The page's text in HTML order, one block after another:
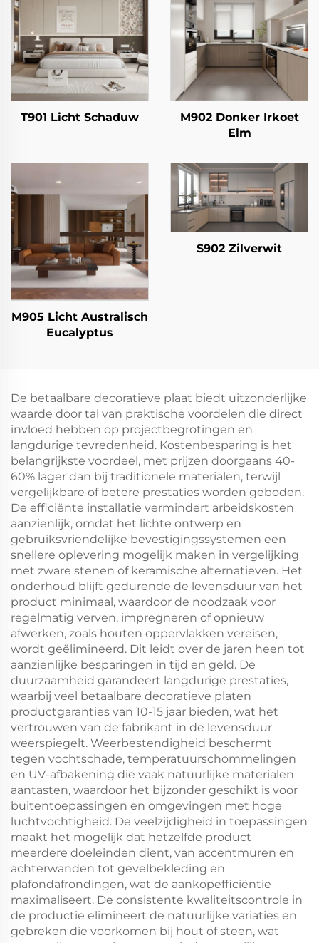
T901 Licht Schaduw
M902 Donker Irkoet
Elm
M905 Licht Australisch
Eucalyptus
S902 Zilverwit
De betaalbare decoratieve plaat biedt uitzonderlijke
waarde door tal van praktische voordelen die direct
invloed hebben op projectbegrotingen en
langdurige tevredenheid. Kostenbesparing is het
belangrijkste voordeel, met prijzen doorgaans 40-
60% lager dan bij traditionele materialen, terwijl
vergelijkbare of betere prestaties worden geboden.
De efficiënte installatie vermindert arbeidskosten
aanzienlijk, omdat het lichte ontwerp en
gebruiksvriendelijke bevestigingssystemen een
snellere oplevering mogelijk maken in vergelijking
met zware stenen of keramische alternatieven. Het
onderhoud blijft gedurende de levensduur van het
product minimaal, waardoor de noodzaak voor
regelmatig verven, impregneren of opnieuw
afwerken, zoals houten oppervlakken vereisen,
wordt geëlimineerd. Dit leidt over de jaren heen tot
aanzienlijke besparingen in tijd en geld. De
duurzaamheid garandeert langdurige prestaties,
waarbij veel betaalbare decoratieve platen
productgaranties van 10-15 jaar bieden, wat het
vertrouwen van de fabrikant in de levensduur
weerspiegelt. Weerbestendigheid beschermt
tegen vochtschade, temperatuurschommelingen
en UV-afbakening die vaak natuurlijke materialen
aantasten, waardoor het bijzonder geschikt is voor
buitentoepassingen en omgevingen met hoge
luchtvochtigheid. De veelzijdigheid in toepassingen
maakt het mogelijk dat hetzelfde product
meerdere doeleinden dient, van accentmuren en
achterwanden tot gevelbekleding en
plafondafrondingen, wat de aankopefficiëntie
maximaliseert. De consistente kwaliteitscontrole in
de productie elimineert de natuurlijke variaties en
gebreken die voorkomen bij hout of steen, wat